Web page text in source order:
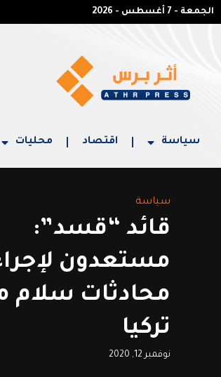
الجمعة - 7 أغسطس - 2026
سياسة اقتصاد محليات
سياسة
قائد “قسد”:
مستعدون
محادثات سلام
تركيا
نوفمبر 12, 2020